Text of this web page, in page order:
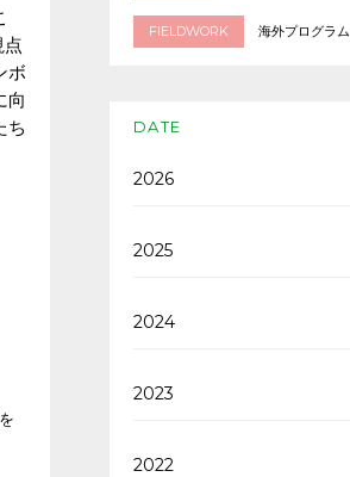
ボ
向
ち
FIELDWORK 海外プログラム
DATE
2026
2025
2024
2023
2022